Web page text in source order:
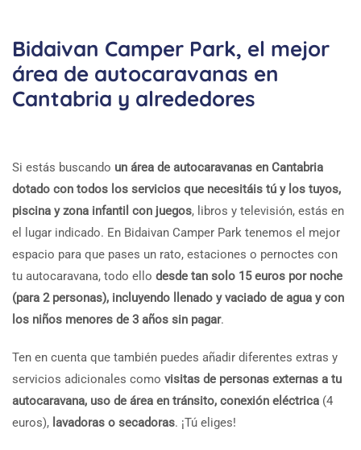
Bidaivan Camper Park, el mejor
área de autocaravanas en
Cantabria y alrededores
Si estás buscando un área de autocaravanas en Cantabria
dotado con todos los servicios que necesitáis tú y los tuyos,
piscina y zona infantil con juegos, libros y televisión, estás en
el lugar indicado. En Bidaivan Camper Park tenemos el mejor
espacio para que pases un rato, estaciones o pernoctes con
tu autocaravana, todo ello desde tan solo 15 euros por noche
(para 2 personas), incluyendo llenado y vaciado de agua y con
los niños menores de 3 años sin pagar.
Ten en cuenta que también puedes añadir diferentes extras y
servicios adicionales como visitas de personas externas a tu
autocaravana, uso de área en tránsito, conexión eléctrica (4
euros), lavadoras o secadoras. ¡Tú eliges!